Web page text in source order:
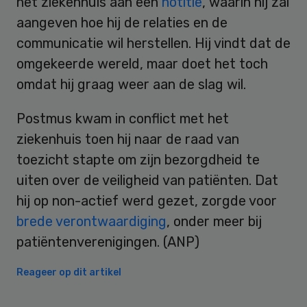
aangeven hoe hij de relaties en de
communicatie wil herstellen. Hij vindt dat de
omgekeerde wereld, maar doet het toch
omdat hij graag weer aan de slag wil.
Postmus kwam in conflict met het
ziekenhuis toen hij naar de raad van
toezicht stapte om zijn bezorgdheid te
uiten over de veiligheid van patiënten. Dat
hij op non-actief werd gezet, zorgde voor
brede verontwaardiging, onder meer bij
patiëntenverenigingen. (ANP)
Reageer op dit artikel